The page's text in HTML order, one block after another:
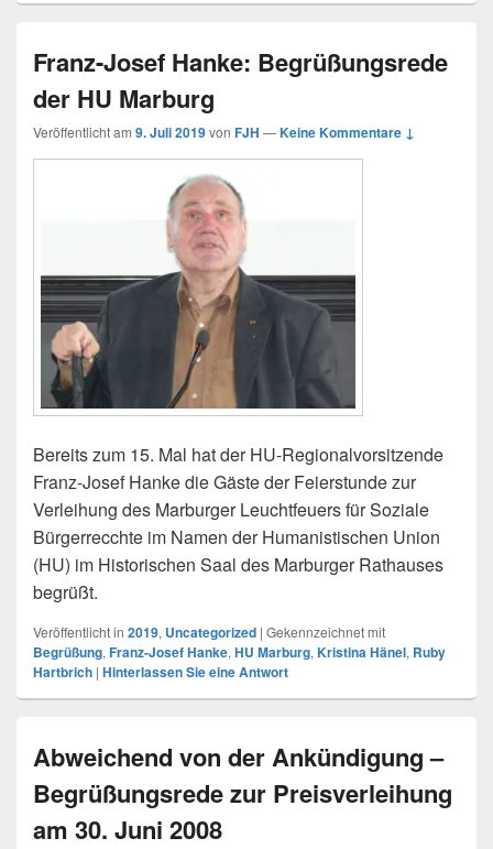
Franz-Josef Hanke: Begrüßungsrede
der HU Marburg
Veröffentlicht am 9. Juli 2019von FJH —Keine Kommentare ↓
Bereits zum 15. Mal hat der HU-Regionalvorsitzende
Franz-Josef Hanke die Gäste der Feierstunde zur
Verleihung des Marburger Leuchtfeuers für Soziale
Bürgerrecchte im Namen der Humanistischen Union
(HU) im Historischen Saal des Marburger Rathauses
begrüßt.
Veröffentlicht in 2019, Uncategorized | Gekennzeichnet mit
Begrüßung, Franz-Josef Hanke, HU Marburg, Kristina Hänel, Ruby
Hartbrich | Hinterlassen Sie eine Antwort
Abweichend von der Ankündigung –
Begrüßungsrede zur Preisverleihung
am 30. Juni 2008